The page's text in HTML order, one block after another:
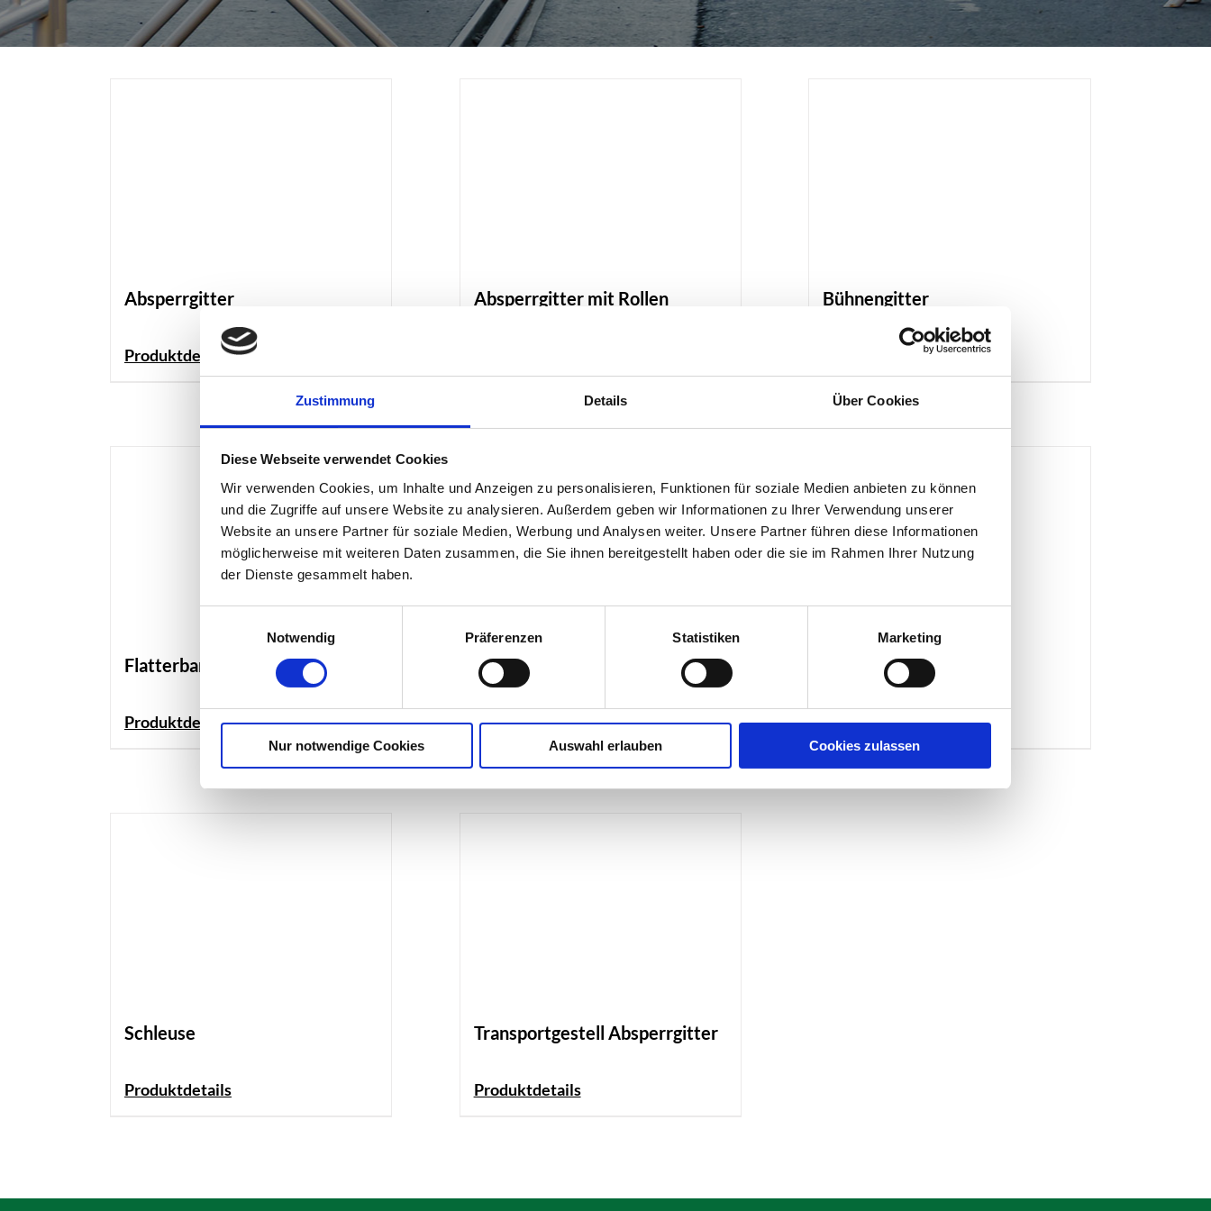
Zustimmung Details Über Cookies
Diese Webseite verwendet Cookies
Wir verwenden Cookies, um Inhalte und Anzeigen zu personalisieren, Funktionen für soziale Medien anbieten zu können
und die Zugriffe auf unsere Website zu analysieren. Außerdem geben wir Informationen zu Ihrer Verwendung unserer
Website an unsere Partner für soziale Medien, Werbung und Analysen weiter. Unsere Partner führen diese Informationen
möglicherweise mit weiteren Daten zusammen, die Sie ihnen bereitgestellt haben oder die sie im Rahmen Ihrer Nutzung
der Dienste gesammelt haben.
Notwendig
Präferenzen Statistiken Marketing
Nur notwendige Cookies Auswahl erlauben Cookies zulassen
Absperrgitter
Produktdetails
Absperrgitter mit Rollen Bühnengitter
Produktdetails
Flatterband
Produktdetails
Laterneneisen
Produktdetails
Polizeigitter
Produktdetails
Schleuse
Produktdetails
Transportgestell Absperrgitter
Produktdetails